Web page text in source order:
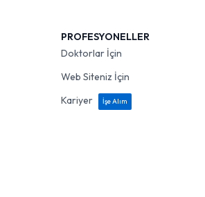
PROFESYONELLER
Doktorlar İçin
Web Siteniz İçin
Kariyer
İşe Alım